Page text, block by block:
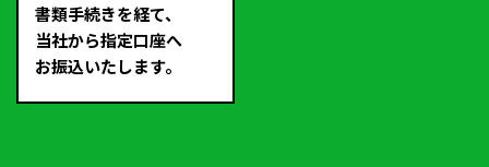
書類手続きを経て、
当社から指定口座へ
お振込いたします。